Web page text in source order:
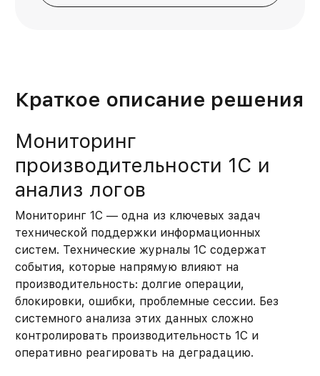
Краткое описание решения
Мониторинг
производительности 1С и
анализ логов
Мониторинг 1С — одна из ключевых задач
технической поддержки информационных
систем. Технические журналы 1С содержат
события, которые напрямую влияют на
производительность: долгие операции,
блокировки, ошибки, проблемные сессии. Без
системного анализа этих данных сложно
контролировать производительность 1С и
оперативно реагировать на деградацию.